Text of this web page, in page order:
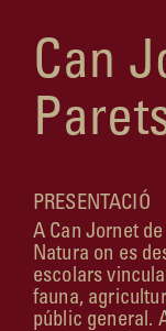
Can
PRESENTACIÓ
A Can Jornet
Natura on es
escolars
fauna,
públic general.